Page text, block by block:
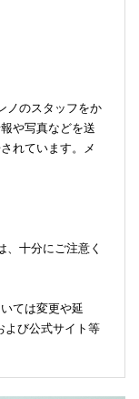
ノのスタッフをか
や写真などを送
れています。メ
、十分にご注意く
ては変更や延
よび公式サイト等